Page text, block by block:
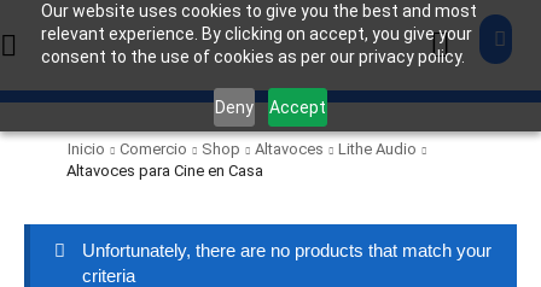
Our website uses cookies to give you the best and most
relevant experience. By clicking on accept, you give your
consent to the use of cookies as per our privacy policy.
Deny Accept
Inicio Comercio Shop Altavoces
Lithe Audio
Altavoces para Cine en Casa
Unfortunately, there are no products that match your
criteria